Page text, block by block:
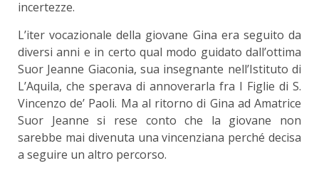
incertezze.
L’iter vocazionale della giovane Gina era seguito da
diversi anni e in certo qual modo guidato dall’ottima
Suor Jeanne Giaconia, sua insegnante nell’Istituto di
L’Aquila, che sperava di annoverarla fra I Figlie di S.
Vincenzo de’ Paoli. Ma al ritorno di Gina ad Amatrice
Suor Jeanne si rese conto che la giovane non
sarebbe mai divenuta una vincenziana perché decisa
a seguire un altro percorso.